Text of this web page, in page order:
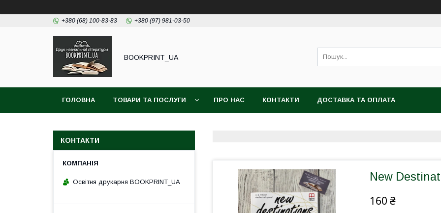
+380 (68) 100-83-83 +380 (97) 981-03-50
BOOKPRINT_UA
ГОЛОВНА ТОВАРИ ТА ПОСЛУГИ ПРО НАС КОНТАКТИ ДОСТАВКА ТА ОПЛАТА
New
160 ₴
КОНТАКТИ
Освітня друкарня BOOKPRINT_UA